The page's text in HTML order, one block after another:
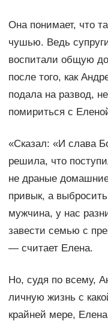
Она понимает, что
чушью. Ведь
воспитали общую
после того, как
подала на развод,
помириться с
«Сказал: «И слава
решила, что
не драные
привык, а
мужчина, у нас
завести семью с
— считает Елена.
Но, судя по всему,
личную жизнь с
крайней мере, Елена